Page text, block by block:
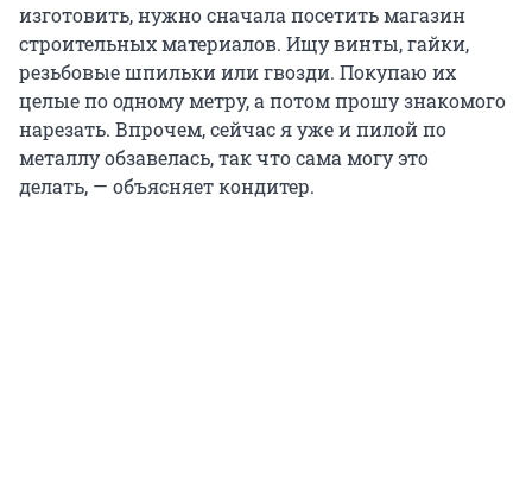
изготовить, нужно сначала посетить магазин
строительных материалов. Ищу винты, гайки,
резьбовые шпильки или гвозди. Покупаю их
целые по одному метру, а потом прошу знакомого
нарезать. Впрочем, сейчас я уже и пилой по
металлу обзавелась, так что сама могу это
делать, — объясняет кондитер.